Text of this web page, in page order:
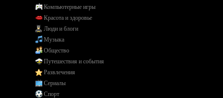
Компьютерные игры
Красота и здоровье
Люди и блоги
Музыка
Общество
Путешествия и события
Развлечения
Сериалы
Спорт